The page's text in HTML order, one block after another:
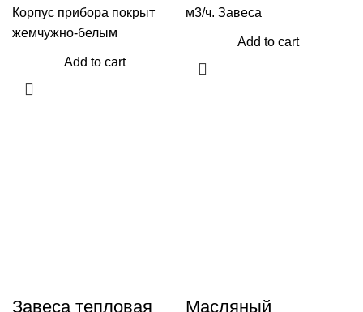
Корпус прибора покрыт
жемчужно-белым
Add to cart
м3/ч. Завеса
Add to cart
Завеса тепловая Масляный